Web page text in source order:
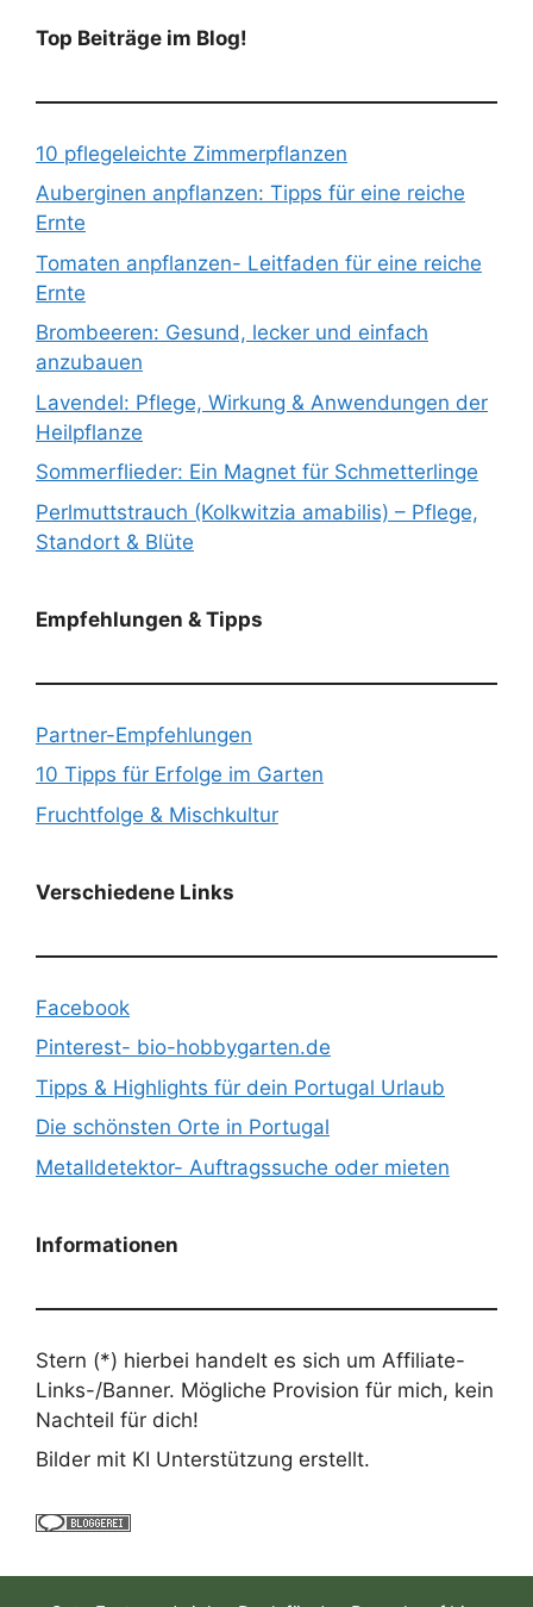
Top Beiträge im Blog!
10 pflegeleichte Zimmerpflanzen
Auberginen anpflanzen: Tipps für eine reiche
Ernte
Tomaten anpflanzen- Leitfaden für eine reiche
Ernte
Brombeeren: Gesund, lecker und einfach
anzubauen
Lavendel: Pflege, Wirkung & Anwendungen der
Heilpflanze
Sommerflieder: Ein Magnet für Schmetterlinge
Perlmuttstrauch (Kolkwitzia amabilis) – Pflege,
Standort & Blüte
Empfehlungen & Tipps
Partner-Empfehlungen
10 Tipps für Erfolge im Garten
Fruchtfolge & Mischkultur
Verschiedene Links
Facebook
Pinterest- bio-hobbygarten.de
Tipps & Highlights für dein Portugal Urlaub
Die schönsten Orte in Portugal
Metalldetektor- Auftragssuche oder mieten
Informationen
Stern (*) hierbei handelt es sich um Affiliate-
Links-/Banner. Mögliche Provision für mich, kein
Nachteil für dich!
Bilder mit KI Unterstützung erstellt.